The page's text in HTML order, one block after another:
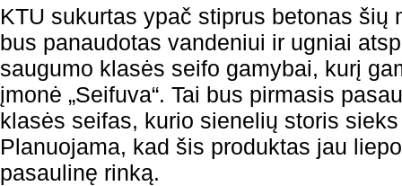
KTU sukurtas ypač stiprus betonas šių
bus panaudotas vandeniui ir ugniai
saugumo klasės seifo gamybai, kurį
įmonė „Seifuva“. Tai bus pirmasis
klasės seifas, kurio sienelių storis
Planuojama, kad šis produktas jau
pasaulinę rinką.